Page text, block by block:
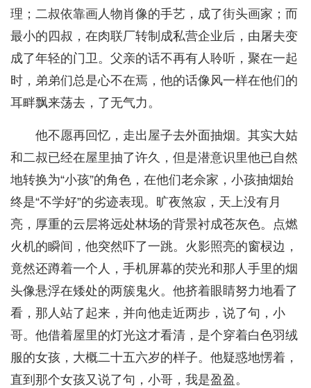
理；二叔依靠画人物肖像的手艺，成了街头画家；而
最小的四叔，在肉联厂转制成私营企业后，由屠夫变
成了年轻的门卫。父亲的话不再有人聆听，聚在一起
时，弟弟们总是心不在焉，他的话像风一样在他们的
耳畔飘来荡去，了无气力。
他不愿再回忆，走出屋子去外面抽烟。其实大姑
和二叔已经在屋里抽了许久，但是潜意识里他已自然
地转换为“小孩”的角色，在他们老佘家，小孩抽烟始
终是“不学好”的劣迹表现。旷夜煞寂，天上没有月
亮，厚重的云层将远处林场的背景衬成苍灰色。点燃
火机的瞬间，他突然吓了一跳。火影照亮的窗棂边，
竟然还蹲着一个人，手机屏幕的荧光和那人手里的烟
头像悬浮在矮处的两簇鬼火。他挤着眼睛努力地看了
看，那人站了起来，并向他走近两步，说了句，小
哥。他借着屋里的灯光这才看清，是个穿着白色羽绒
服的女孩，大概二十五六岁的样子。他疑惑地愣着，
直到那个女孩又说了句，小哥，我是盈盈。